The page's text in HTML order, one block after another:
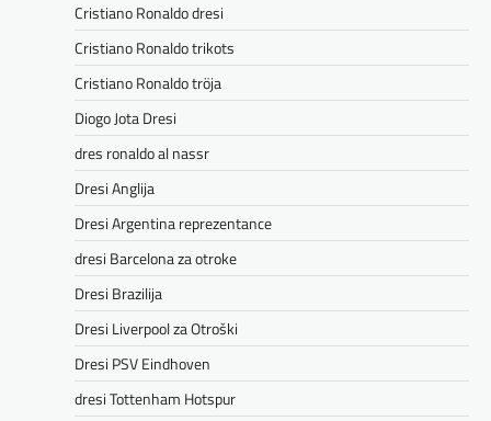
Cristiano Ronaldo dresi
Cristiano Ronaldo trikots
Cristiano Ronaldo tröja
Diogo Jota Dresi
dres ronaldo al nassr
Dresi Anglija
Dresi Argentina reprezentance
dresi Barcelona za otroke
Dresi Brazilija
Dresi Liverpool za Otroški
Dresi PSV Eindhoven
dresi Tottenham Hotspur